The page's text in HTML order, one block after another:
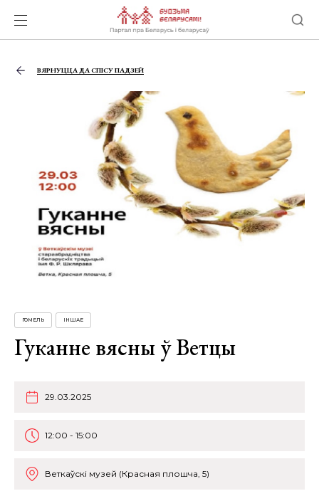
ВЯРНУЦЦА ДА СПІСУ ПАДЗЕЙ
ГОМЕЛЬ ІНШАЕ
Гуканне вясны ў Ветцы
29.03.2025
12:00 - 15:00
Веткаўскі музей (Красная плошча, 5)